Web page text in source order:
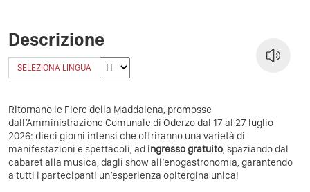
Descrizione
SELEZIONA LINGUA
Ritornano le Fiere della Maddalena, promosse
dall’Amministrazione Comunale di Oderzo dal 17 al 27 luglio
2026: dieci giorni intensi che offriranno una varietà di
manifestazioni e spettacoli, ad ingresso gratuito , spaziando dal
cabaret alla musica, dagli show all’enogastronomia, garantendo
a tutti i partecipanti un’esperienza opitergina unica!